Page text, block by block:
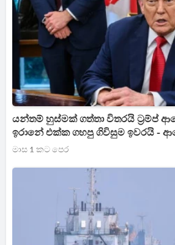
යන්තම් හුස්මක් ගත්තා විතරයි ට්‍රම්ප්
ඉරානේ එක්ක ගහපු ගිවිසුම ඉවරයි -
සූදානම් වෙන ට්‍රම්ප්
මාස 1 කට පෙර